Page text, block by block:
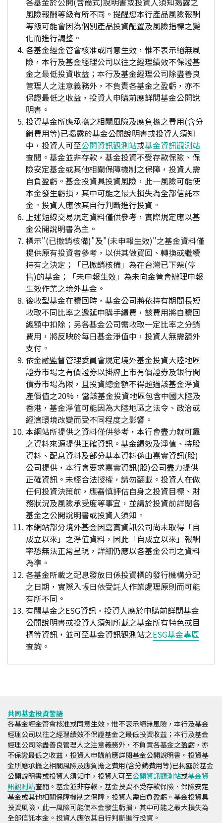
風險報酬等級有所不同。提醒您本行產品風險報酬
等級可能會因為個別產品投資配置及風險指標之變
化而進行調整。
各基金經金管會核准或同意生效，惟不表示絕無風
險，本行及基金經理公司以往之經理績效不保證基
金之最低投資收益；本行及基金經理公司除盡善良
管理人之注意義務外，不負責各基金之盈虧，亦不
保證最低之收益，投資人申購前應詳閱基金公開說
明書。
投資基金所應承擔之相關風險及應負擔之費用(含分
銷費用等)已揭露於基金公開說明書或投資人須知
中，投資人可至公開資訊觀測站或基金資訊觀測站
查閱。基金並非存款，基金投資不受存款保險、保
險安定基金或其他相關保障機制之保障，投資人需
自負盈虧。基金投資具投資風險，此一風險可能使
本金發生虧損，其中可能之最大損失為全部信託本
金。投資人應依其自行判斷進行投資。
上述短線交易規定資料僅供參考，實際規定應以基
金公開說明書為主。
標示"(已撤銷核備)"及"(未申報生效)"之基金資料僅
提供原有投資者參考，以供其做買回、轉換或繼續
持有之決定；「已撤銷核備」為在台灣已下架(停
售)的基金；「未申報生效」為未向金管會辦理申報
生效作業之境外基金。
後收型基金在贖回時，基金公司將依持有期間長短
收取不同比率之遞延申購手續費，該費用將自贖回
總額中扣除；另各基金公司需收取一定比率之分銷
費用，將反映於每日基金淨值中，投資人無需額外
支付。
依金融監督管理委員會規定境外基金投資大陸地區
證券市場之有價證券以掛牌上市有價證券及銀行間
債券市場為限，且投資總金額不得超過該基金淨資
產價值之20%，當該基金投資地區包含中國大陸及
香港，基金淨值可能因為大陸地區之法令、政治或
經濟環境改變而受不同程度之影響。
本網站所提供之資料僅供參考，本行會盡力就可靠
之資料來源提供正確資訊。基金績效及淨值、持股
資料、配息資料及部分基本資料係由嘉實資訊(股)
公司提供，本行會要求嘉實資訊(股)公司盡力提供
正確資訊。未經合法授權，請勿翻載。投資人在做
任何投資決策前，應審慎評估自身之投資目標、財
務狀況及風險承受度等事宜，並請於投資前詳閱各
基金之公開說明書或投資人須知。
本網站部分境外基金因嘉實資訊公司尚未取得「自
成立以來」之淨值資料，因此「自成立以來」報酬
率恐無法正常呈現，詳細仍應以各基金公司之資料
為準。
各基金所載之配息發放日係投資標的發行機構分配
之日期，實際入帳日依受託人作業處理原則而可能
有所不同。
有關基金之ESG資訊，投資人應於申購前詳閱基金
公開說明書或投資人須知所載之基金所有特色或目
標等資訊，並可至基金資訊觀測站之ESG基金專區
查詢。
共同基金投資警語
各基金經金管會核准或同意生效，惟不表示絕無風險，本行及基金
經理公司以往之經理績效不保證基金之最低投資收益；本行及基金
經理公司除盡善良管理人之注意義務外，不負責各基金之盈虧，亦
不保證最低之收益，投資人申購前應詳閱基金公開說明書。投資基
金所應承擔之相關風險及應負擔之費用(含分銷費用等)已揭露於基金
公開說明書或投資人須知中，投資人可至公開資訊觀測站或基金資
訊觀測站查閱。基金並非存款，基金投資不受存款保險、保險安定
基金或其他相關保障機制之保障，投資人需自負盈虧。基金投資具
投資風險，此一風險可能使本金發生虧損，其中可能之最大損失為
全部信託本金。投資人應依其自行判斷進行投資。